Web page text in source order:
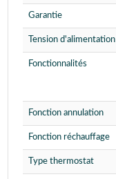
Garantie
Tension d'alimentation
Fonctionnalités
Fonction annulation
Fonction réchauffage
Type thermostat